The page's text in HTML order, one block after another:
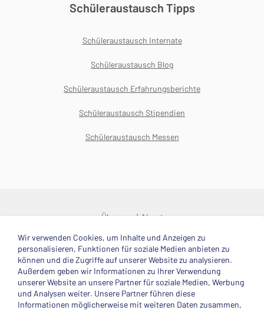
Schüleraustausch Tipps
Schüleraustausch Internate
Schüleraustausch Blog
Schüleraustausch Erfahrungsberichte
Schüleraustausch Stipendien
Schüleraustausch Messen
Über uns About
© 2025 Deutsche Stiftung Völkerverständigung
Impressum Datenschutzerklärung Kontakt
Mitglied im
Wir verwenden Cookies, um Inhalte und Anzeigen zu
personalisieren, Funktionen für soziale Medien anbieten zu
können und die Zugriffe auf unserer Website zu analysieren.
Außerdem geben wir Informationen zu Ihrer Verwendung
unserer Website an unsere Partner für soziale Medien, Werbung
und Analysen weiter. Unsere Partner führen diese
Informationen möglicherweise mit weiteren Daten zusammen,